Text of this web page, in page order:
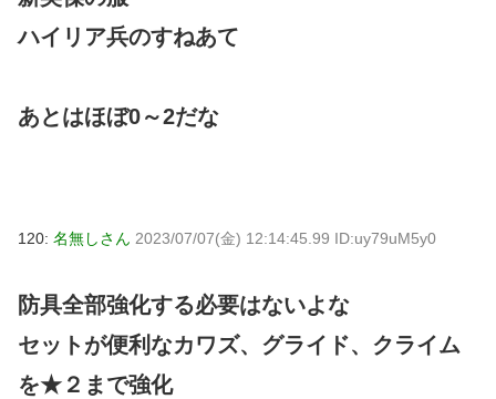
ハイリア兵のすねあて
あとはほぼ0～2だな
120: 名無しさん 2023/07/07(金) 12:14:45.99 ID:uy79uM5y0
防具全部強化する必要はないよな
セットが便利なカワズ、グライド、クライム
を★２まで強化